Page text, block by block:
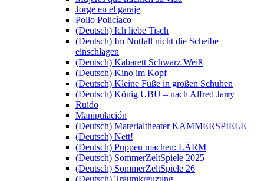
Jorge en el garaje
Pollo Policíaco
(Deutsch) Ich liebe Tisch
(Deutsch) Im Notfall nicht die Scheibe
einschlagen
(Deutsch) Kabarett Schwarz Weiß
(Deutsch) Kino im Kopf
(Deutsch) Kleine Füße in großen Schuhen
(Deutsch) König UBU – nach Alfred Jarry
Ruido
Manipulación
(Deutsch) Materialtheater KAMMERSPIELE
(Deutsch) Nett!
(Deutsch) Puppen machen: LÄRM
(Deutsch) SommerZeltSpiele 2025
(Deutsch) SommerZeltSpiele 26
(Deutsch) Traumkreuzung